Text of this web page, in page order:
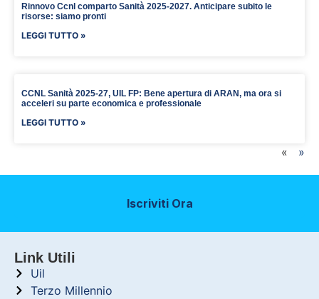
Rinnovo Ccnl comparto Sanità 2025-2027. Anticipare subito le
risorse: siamo pronti
LEGGI TUTTO »
CCNL Sanità 2025-27, UIL FP: Bene apertura di ARAN, ma ora si
acceleri su parte economica e professionale
LEGGI TUTTO »
« »
Iscriviti Ora
Link Utili
Uil
Terzo Millennio